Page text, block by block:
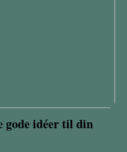
gode idéer til din